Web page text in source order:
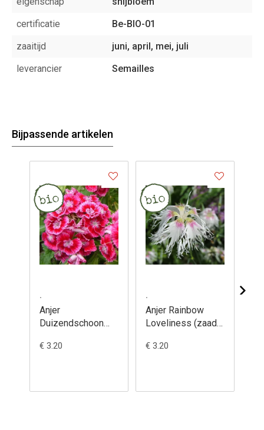
certificatie
Be-BIO-01
zaaitijd
juni, april, mei, juli
leverancier
Semailles
Bijpassende artikelen
.
Anjer
Duizendschoon
barbatus
€ 3.20
.
Anjer Rainbow
Loveliness (zaad)
plumarius
€ 3.20